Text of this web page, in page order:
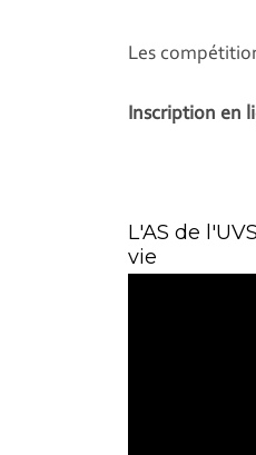
Les
Inscription en
L'AS de
vie